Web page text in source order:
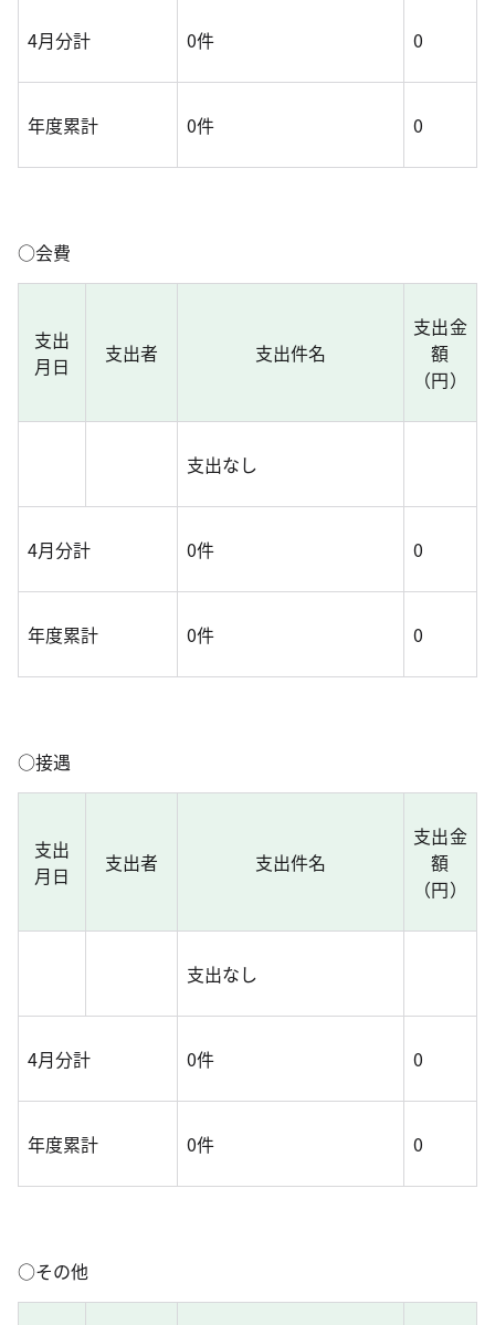
4月分計 0件 0
年度累計 0件 0
○会費
支出
月日
支出者 支出件名
支出金
額
（円）
支出なし
4月分計 0件 0
年度累計 0件 0
○接遇
支出
月日
支出者 支出件名
支出金
額
（円）
支出なし
4月分計 0件 0
年度累計 0件 0
○その他